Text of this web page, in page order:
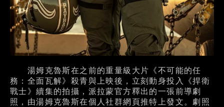
湯姆克魯斯在之前的重量級大片《不可能的任
務：全面瓦解》殺青與上映後，立刻動身投入《捍衛
戰士》續集的拍攝，派拉蒙官方釋出的一張前導劇
照，由湯姆克魯斯在個人社群網頁推特上發文。劇照